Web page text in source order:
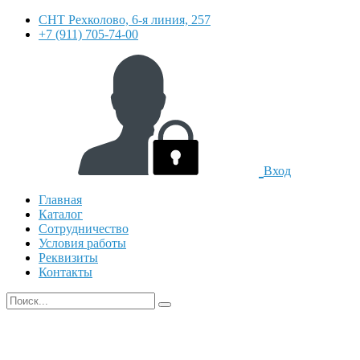
СНТ Рехколово, 6-я линия, 257
+7 (911) 705-74-00
Вход
Главная
Каталог
Сотрудничество
Условия работы
Реквизиты
Контакты